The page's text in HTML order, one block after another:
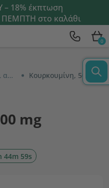
– 18% έκπτωση
ΠΕΜΠΤΗ στο καλάθι
0
Αντιγήρανση και αντιοξειδωτικά Κουρκουμίνη, 500 mg
mg
44m 59s